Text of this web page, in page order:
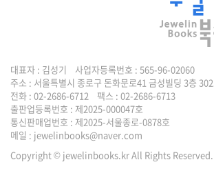
대표자 : 김성기 사업자등록번호 : 565-96-02060
주소 : 서울특별시 종로구 돈화문로41 금성빌딩 3층
전화 : 02-2686-6712 팩스 : 02-2686-6713
출판업등록번호 : 제2025-000047호
통신판매업번호 : 제2025-서울종로-0878호
메일 : jewelinbooks@naver.com
Copyright © jewelinbooks.kr All Rights Reserved.